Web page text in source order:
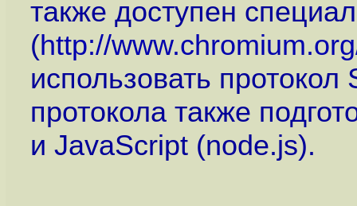
также доступен
(http://
использовать
протокола также
и JavaScript (node.js).